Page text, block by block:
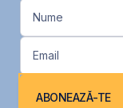
Nume
Email
ABONEAZĂ-TE